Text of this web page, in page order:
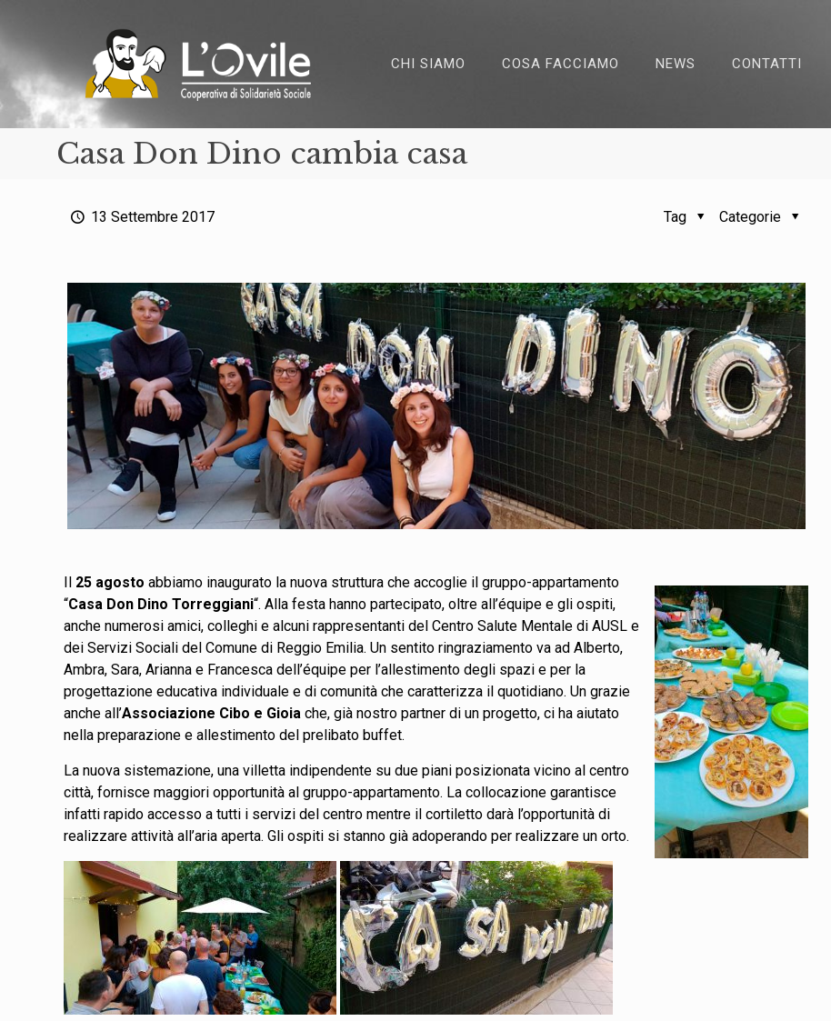
CHI SIAMO COSA FACCIAMO NEWS CONTATTI
Casa Don Dino cambia casa
13 Settembre 2017 Categorie
Tag
Il 25 agosto abbiamo inaugurato la nuova struttura che accoglie il gruppo-appartamento
“Casa Don Dino Torreggiani“. Alla festa hanno partecipato, oltre all’équipe e gli ospiti,
anche numerosi amici, colleghi e alcuni rappresentanti del Centro Salute Mentale di AUSL e
dei Servizi Sociali del Comune di Reggio Emilia. Un sentito ringraziamento va ad Alberto,
Ambra, Sara, Arianna e Francesca dell’équipe per l’allestimento degli spazi e per la
progettazione educativa individuale e di comunità che caratterizza il quotidiano. Un grazie
anche all’Associazione Cibo e Gioia che, già nostro partner di un progetto, ci ha aiutato
nella preparazione e allestimento del prelibato buffet.
La nuova sistemazione, una villetta indipendente su due piani posizionata vicino al centro
città, fornisce maggiori opportunità al gruppo-appartamento. La collocazione garantisce
infatti rapido accesso a tutti i servizi del centro mentre il cortiletto darà l’opportunità di
realizzare attività all’aria aperta. Gli ospiti si stanno già adoperando per realizzare un orto.